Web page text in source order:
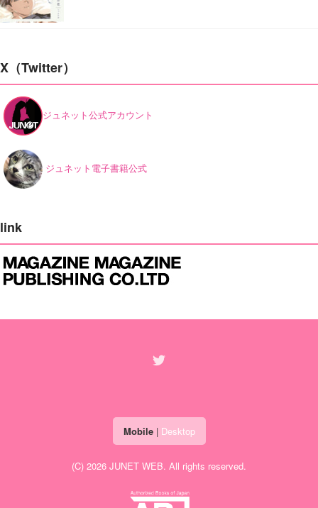
X（Twitter）
ジュネット公式アカウント
ジュネット電子書籍公式
link
Mobile| Desktop
(C) 2026 JUNET WEB. All rights reserved.